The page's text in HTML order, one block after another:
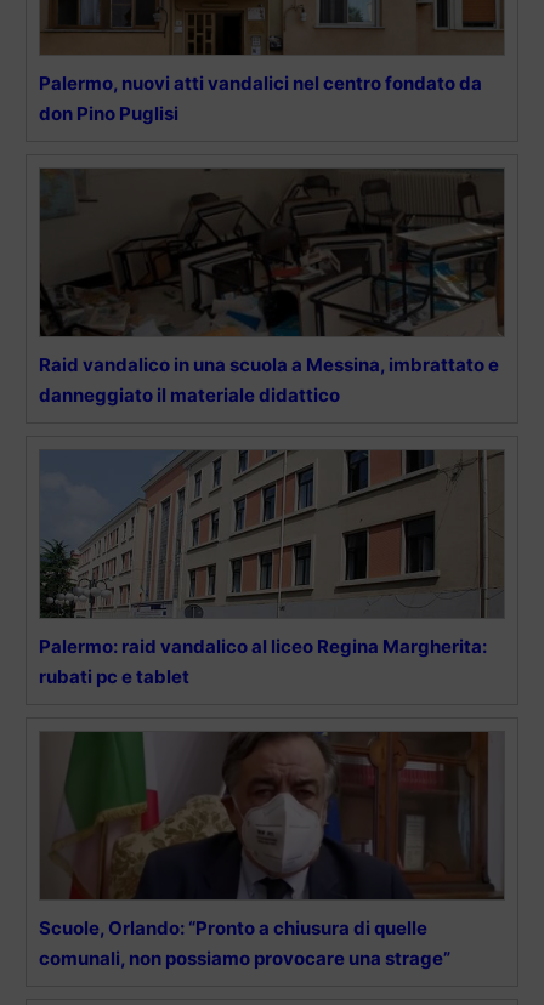
Palermo, nuovi atti vandalici nel centro fondato da
don Pino Puglisi
Raid vandalico in una scuola a Messina, imbrattato e
danneggiato il materiale didattico
Palermo: raid vandalico al liceo Regina Margherita:
rubati pc e tablet
Scuole, Orlando: “Pronto a chiusura di quelle
comunali, non possiamo provocare una strage”